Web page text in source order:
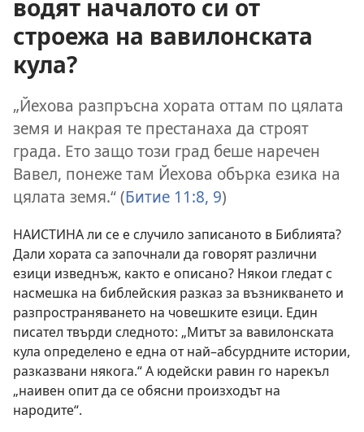
водят началото си от
строежа на вавилонската
кула?
„Йехова разпръсна хората оттам по цялата
земя и накрая те престанаха да строят
града. Ето защо този град беше наречен
Вавел, понеже там Йехова обърка езика на
цялата земя.“ (Битие 11:8, 9)
НАИСТИНА ли се е случило записаното в Библията?
Дали хората са започнали да говорят различни
езици изведнъж, както е описано? Някои гледат с
насмешка на библейския разказ за възникването и
разпространяването на човешките езици. Един
писател твърди следното: „Митът за вавилонската
кула определено е една от най–абсурдните истории,
разказвани някога.“ А юдейски равин го нарекъл
„наивен опит да се обясни произходът на
народите“.